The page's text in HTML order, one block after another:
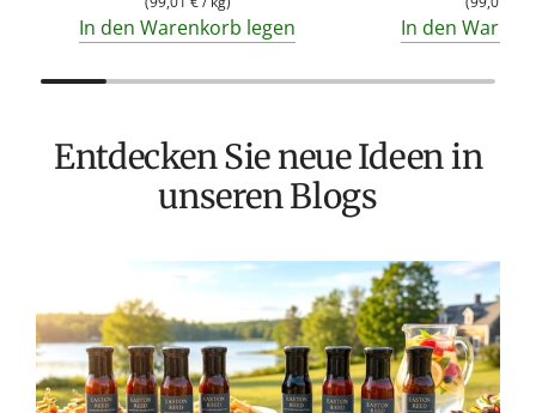
In den Warenkorb legen In den
Entdecken Sie neue Ideen in
unseren Blogs